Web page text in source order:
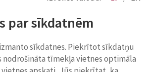
par sīkdatnēm
sīkdatnes. Piekrītot sīkdatņu
nodrošināta tīmekļa vietnes optimāla